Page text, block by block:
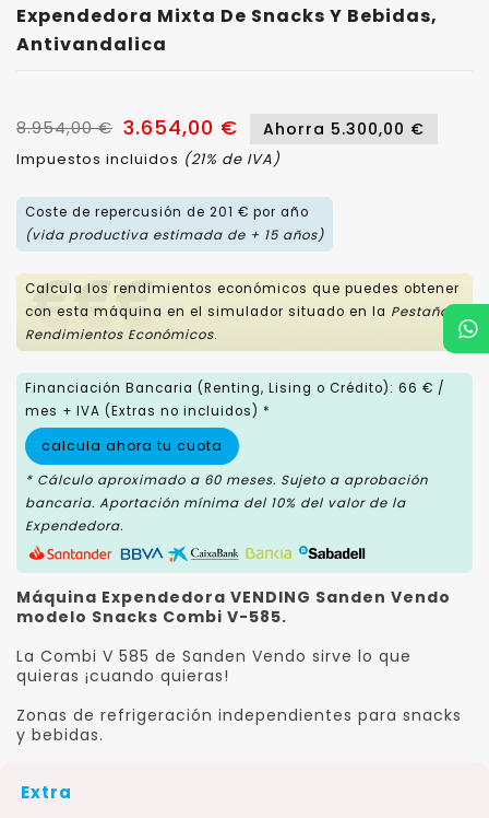
Expendedora Mixta De Snacks Y Bebidas,
Antivandalica
8.954,00 € 3.654,00 € Ahorra 5.300,00 €
Impuestos incluidos (21% de IVA)
Coste de repercusión de 201 € por año
(vida productiva estimada de + 15 años)
Calcula los rendimientos económicos que puedes obtener
con esta máquina en el simulador situado en la Pestaña
Rendimientos Económicos.
Financiación Bancaria (Renting, Lising o Crédito): 66 € /
mes + IVA (Extras no incluidos) *
calcula ahora tu cuota
* Cálculo aproximado a 60 meses. Sujeto a aprobación
bancaria. Aportación mínima del 10% del valor de la
Expendedora.
Máquina Expendedora VENDING Sanden Vendo
modelo Snacks Combi V-585.
La Combi V 585 de Sanden Vendo sirve lo que
quieras ¡cuando quieras!
Zonas de refrigeración independientes para snacks
y bebidas.
Extra